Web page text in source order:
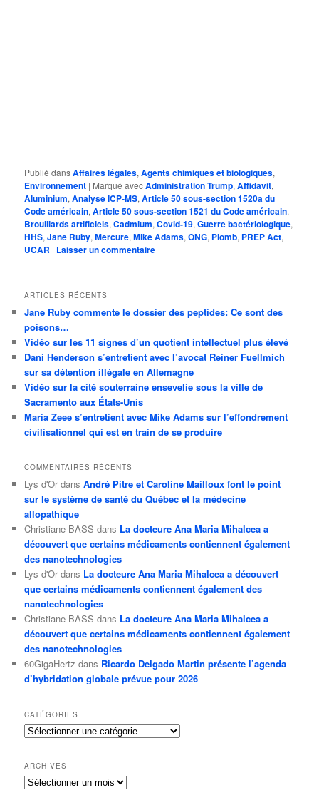
Publié dansAffaires légales,Agents chimiques et biologiques,
Environnement | Marqué avecAdministration Trump,Affidavit,
Aluminium,Analyse ICP-MS,Article 50 sous-section 1520a du
Code américain,Article 50 sous-section 1521 du Code américain,
Brouillards artificiels,Cadmium,Covid-19,Guerre bactériologique,
HHS,Jane Ruby,Mercure,Mike Adams,ONG, Plomb, PREP Act,
UCAR | Laisser un commentaire
ARTICLES RÉCENTS
Jane Ruby commente le dossier des peptides: Ce sont des
poisons…
Vidéo sur les 11 signes d’un quotient intellectuel plus élevé
Dani Henderson s’entretient avec l’avocat Reiner Fuellmich
sur sa détention illégale en Allemagne
Vidéo sur la cité souterraine ensevelie sous la ville de
Sacramento aux États-Unis
Maria Zeee s’entretient avec Mike Adams sur l’effondrement
civilisationnel qui est en train de se produire
COMMENTAIRES RÉCENTS
Lys d'Or dansAndré Pitre et Caroline Mailloux font le point
sur le système de santé du Québec et la médecine
allopathique
Christiane BASS dans La docteure Ana Maria Mihalcea a
découvert que certains médicaments contiennent également
des nanotechnologies
Lys d'Or dans La docteure Ana Maria Mihalcea a découvert
que certains médicaments contiennent également des
nanotechnologies
Christiane BASS dans La docteure Ana Maria Mihalcea a
découvert que certains médicaments contiennent également
des nanotechnologies
60GigaHertz dans Ricardo Delgado Martin présente l’agenda
d’hybridation globale prévue pour 2026
CATÉGORIES
Catégories
ARCHIVES
Archives